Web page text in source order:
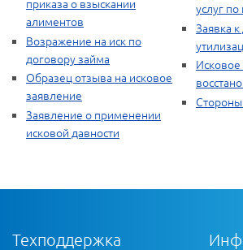
приказа о взыскании
алиментов
Возражение на иск по
договору займа
Образец отзыва на исковое
заявление
Заявление о применении
исковой давности
услуг
Заявка
Техподдержка